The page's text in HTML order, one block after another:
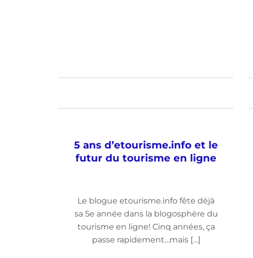
5 ans d’etourisme.info et le
futur du tourisme en ligne
Le blogue etourisme.info fête déjà
sa 5e année dans la blogosphère du
tourisme en ligne! Cinq années, ça
passe rapidement…mais […]